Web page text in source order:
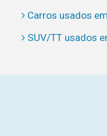
Carros usados
SUV/TT usados